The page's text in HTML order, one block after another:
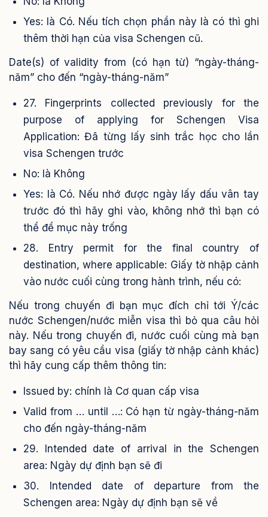
Yes: là Có. Nếu tích chọn phần này là có thì ghi
thêm thời hạn của visa Schengen cũ.
Date(s) of validity from (có hạn từ) “ngày-tháng-
năm” cho đến “ngày-tháng-năm”
27. Fingerprints collected previously for the
purpose of applying for Schengen Visa
Application: Đã từng lấy sinh trắc học cho lần
visa Schengen trước
No: là Không
Yes: là Có. Nếu nhớ được ngày lấy dấu vân tay
trước đó thì hãy ghi vào, không nhớ thì bạn có
thể để mục này trống
28. Entry permit for the final country of
destination, where applicable: Giấy tờ nhập cảnh
vào nước cuối cùng trong hành trình, nếu có:
Nếu trong chuyến đi bạn mục đích chỉ tới Ý/các
nước Schengen/nước miễn visa thì bỏ qua câu hỏi
này. Nếu trong chuyến đi, nước cuối cùng mà bạn
bay sang có yêu cầu visa (giấy tờ nhập cảnh khác)
thì hãy cung cấp thêm thông tin:
Issued by: chính là Cơ quan cấp visa
Valid from … until …: Có hạn từ ngày-tháng-năm
cho đến ngày-tháng-năm
29. Intended date of arrival in the Schengen
area: Ngày dự định bạn sẽ đi
30. Intended date of departure from the
Schengen area: Ngày dự định bạn sẽ về